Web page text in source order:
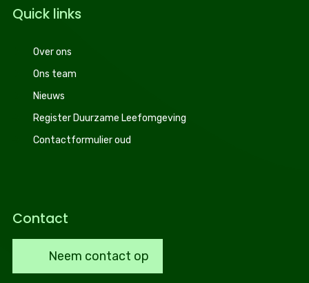
Quick links
Over ons
Ons team
Nieuws
Register Duurzame Leefomgeving
Contactformulier oud
Contact
Neem contact op